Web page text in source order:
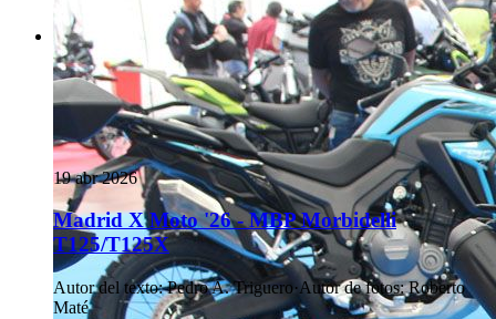
19 abr 2026
Madrid X Moto '26 - MBP Morbidelli
T125/T125X
Autor del texto: Pedro A. Triguero·Autor de fotos: Roberto
Maté